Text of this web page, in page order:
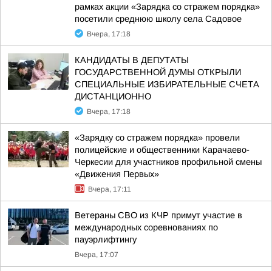
рамках акции «Зарядка со стражем порядка»
посетили среднюю школу села Садовое
Вчера, 17:18
КАНДИДАТЫ В ДЕПУТАТЫ
ГОСУДАРСТВЕННОЙ ДУМЫ ОТКРЫЛИ
СПЕЦИАЛЬНЫЕ ИЗБИРАТЕЛЬНЫЕ СЧЕТА
ДИСТАНЦИОННО
Вчера, 17:18
«Зарядку со стражем порядка» провели
полицейские и общественники Карачаево-
Черкесии для участников профильной смены
«Движения Первых»
Вчера, 17:11
Ветераны СВО из КЧР примут участие в
международных соревнованиях по
пауэрлифтингу
Вчера, 17:07